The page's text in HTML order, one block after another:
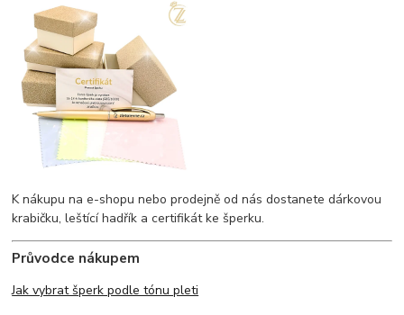
K nákupu na e-shopu nebo prodejně od nás dostanete dárkovou
krabičku, leštící hadřík a certifikát ke šperku.
Průvodce nákupem
Jak vybrat šperk podle tónu pleti